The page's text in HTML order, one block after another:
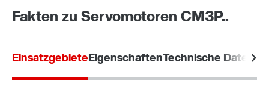
Standort Deutschland
Fakten zu Servomotoren CM3P..
EinsatzgebieteEigenschaftenTechnische Daten